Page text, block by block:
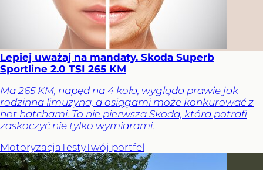
Lepiej uważaj na mandaty. Skoda Superb
Sportline 2.0 TSI 265 KM
Ma 265 KM, napęd na 4 koła, wygląda prawie jak
rodzinna limuzyna, a osiągami może konkurować z
hot hatchami. To nie pierwsza Skoda, która potrafi
zaskoczyć nie tylko wymiarami.
MotoryzacjaTestyTwój portfel